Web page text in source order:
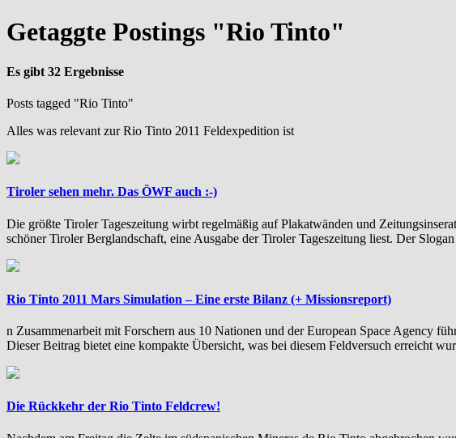
Getaggte Postings "Rio Tinto"
Es gibt 32 Ergebnisse
Posts tagged "Rio Tinto"
Alles was relevant zur Rio Tinto 2011 Feldexpedition ist
Tiroler sehen mehr. Das ÖWF auch :-)
Die größte Tiroler Tageszeitung wirbt regelmäßig auf Plakatwänden und
schöner Tiroler Berglandschaft, eine Ausgabe der Tiroler Tageszeitung liest. Der
Rio Tinto 2011 Mars Simulation – Eine erste Bilanz (+ Missionsreport)
n Zusammenarbeit mit Forschern aus 10 Nationen und der European Space Agency
Dieser Beitrag bietet eine kompakte Übersicht, was bei diesem Feldversuch erreicht
Die Rückkehr der Rio Tinto Feldcrew!